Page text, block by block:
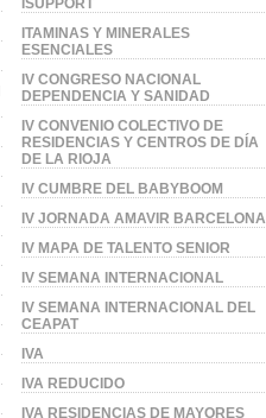
ISUPPORT
ITAMINAS Y MINERALES
ESENCIALES
IV CONGRESO NACIONAL
DEPENDENCIA Y SANIDAD
IV CONVENIO COLECTIVO DE
RESIDENCIAS Y CENTROS DE DÍA
DE LA RIOJA
IV CUMBRE DEL BABYBOOM
IV JORNADA AMAVIR BARCELONA
IV MAPA DE TALENTO SENIOR
IV SEMANA INTERNACIONAL
IV SEMANA INTERNACIONAL DEL
CEAPAT
IVA
IVA REDUCIDO
IVA RESIDENCIAS DE MAYORES